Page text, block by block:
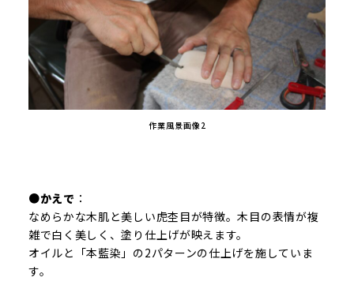
作業風景画像2
●かえで ：
なめらかな木肌と美しい虎杢目が特徴。木目の表情が複
雑で白く美しく、塗り仕上げが映えます。
オイルと「本藍染」の2パターンの仕上げを施していま
す。